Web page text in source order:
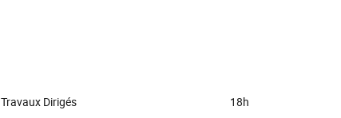
Travaux Dirigés 18h